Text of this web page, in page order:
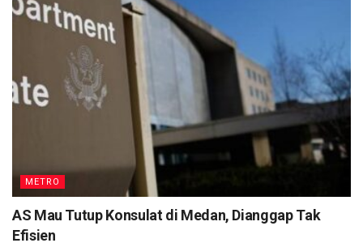
METRO
AS Mau Tutup Konsulat di Medan, Dianggap Tak
Efisien